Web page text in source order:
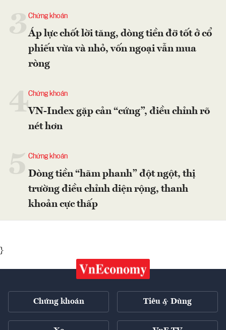
Chứng khoán
Áp lực chốt lời tăng, dòng tiền đỡ tốt ở cổ
phiếu vừa và nhỏ, vốn ngoại vẫn mua
ròng
4Chứng khoán
VN-Index gặp cản “cứng”, điều chỉnh rõ
nét hơn
Chứng khoán
Dòng tiền “hãm phanh” đột ngột, thị
trường điều chỉnh diện rộng, thanh
khoản cực thấp
}
Chứng khoán Tiêu & Dùng